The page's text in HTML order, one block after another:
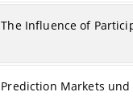
The Influence of
Prediction Markets